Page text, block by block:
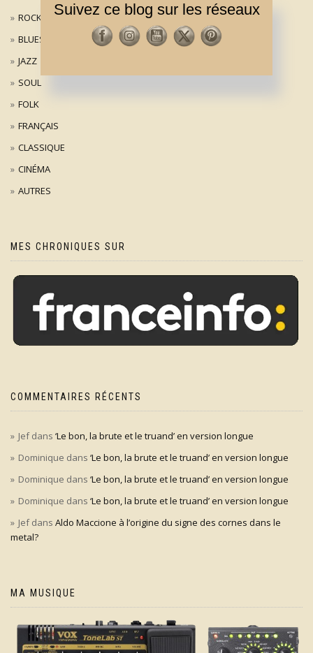
ROCK / POP
BLUES
JAZZ
SOUL
FOLK
FRANÇAIS
CLASSIQUE
CINÉMA
AUTRES
MES CHRONIQUES SUR
COMMENTAIRES RÉCENTS
Jefdans ‘Le bon, la brute et le truand’ en version longue
Dominique dans ‘Le bon, la brute et le truand’ en version longue
Dominique dans ‘Le bon, la brute et le truand’ en version longue
Dominique dans ‘Le bon, la brute et le truand’ en version longue
Jefdans Aldo Maccione à l’origine du signe des cornes dans le
metal?
MA MUSIQUE
Suivez ce blog sur les réseaux